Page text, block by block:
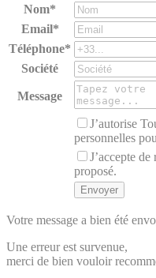
Nom*
Email*
Téléphone*
Société
Message
J’autorise
personnelles
J’accepte
proposé.
Votre message a bien été
Une erreur est survenue,
merci de bien vouloir